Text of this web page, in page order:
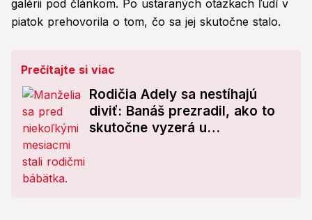
galérii pod článkom. Po ustaraných otázkach ľudí v
piatok prehovorila o tom, čo sa jej skutočne stalo.
Prečítajte si viac
Rodičia Adely sa nestíhajú
diviť: Banáš prezradil, ako to
skutočne vyzerá u